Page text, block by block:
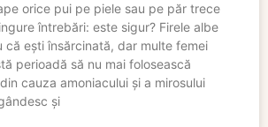
orice pui pe piele sau pe păr trece
întrebări: este sigur? Firele albe
că ești însărcinată, dar multe femei
perioadă să nu mai folosească
cauza amoniacului și a mirosului
și